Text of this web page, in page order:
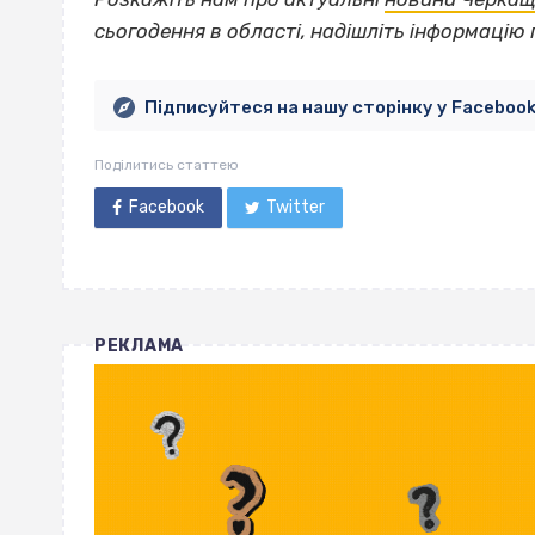
сьогодення в області, надішліть інформацію
Підписуйтеся на нашу сторінку у Facebook
Поділитись статтею
Facebook Twitter
РЕКЛАМА